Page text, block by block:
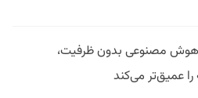
هوش مصنوعی بدون ظرفیت،
عمیق‌تر می‌کند